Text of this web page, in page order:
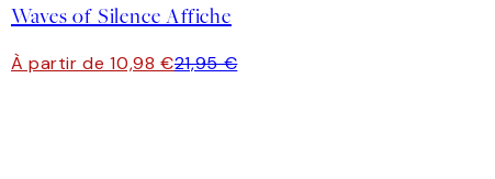
Waves of Silence Affiche
À partir de 10,98 €21,95 €